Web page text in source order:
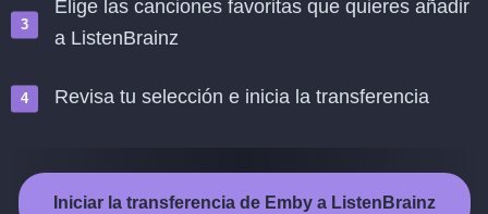
Elige las canciones favoritas que quieres añadir
a ListenBrainz
Revisa tu selección e inicia la transferencia
Iniciar la transferencia de Emby a ListenBrainz